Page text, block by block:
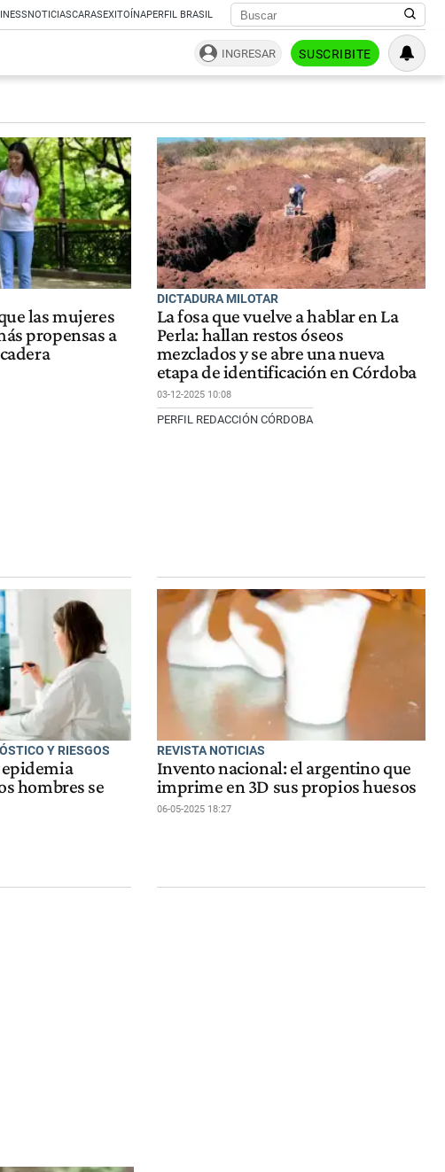
NOTICIASCARASEXITOÍNAPERFIL BRASIL
INGRESAR SUSCRIBITE
las mujeres
propensas a
DICTADURA MILOTAR
La fosa que vuelve a hablar en La
Perla: hallan restos óseos
mezclados y se abre una nueva
etapa de identificación en Córdoba
03-12-2025 10:08
PERFIL REDACCIÓN CÓRDOBA
Y RIESGOS
hombres se
REVISTA NOTICIAS
Invento nacional: el argentino que
imprime en 3D sus propios huesos
06-05-2025 18:27